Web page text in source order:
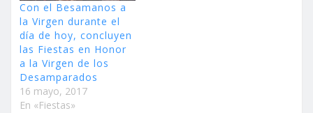
Con el Besamanos a
la Virgen durante el
día de hoy, concluyen
las Fiestas en Honor
a la Virgen de los
Desamparados
16 mayo, 2017
En «Fiestas»